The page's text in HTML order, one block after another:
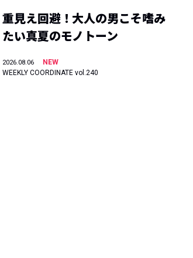
重見え回避！大人の男こそ嗜み
たい真夏のモノトーン
2026.08.06
NEW
WEEKLY COORDINATE vol.240